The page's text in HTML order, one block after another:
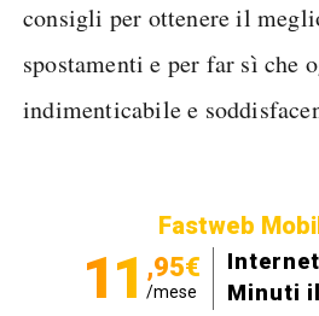
consigli per ottenere il
spostamenti e per far sì che
indimenticabile e
Fastweb
11 ,95€
/mese
Internet
Minuti